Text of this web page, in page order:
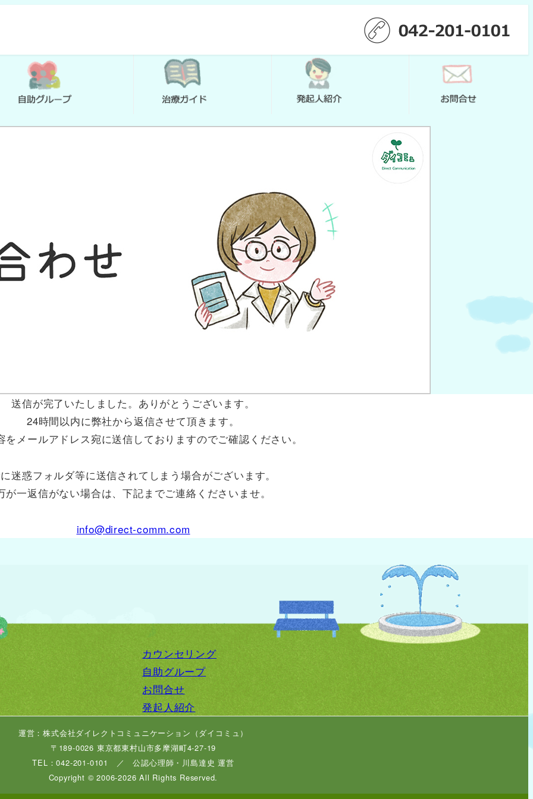
送信が完了いたしました。ありがとうございます。
24時間以内に弊社から返信させて頂きます。
をメールアドレス宛に送信しておりますのでご確認ください。
迷惑フォルダ等に送信されてしまう場合がございます。
が一返信がない場合は、下記までご連絡くださいませ。
info@direct-comm.com
カウンセリング
自助グループ
お問合せ
発起人紹介
運営：株式会社ダイレクトコミュニケーション（ダイコミュ）
〒189-0026 東京都東村山市多摩湖町4-27-19
TEL：042-201-0101 ／ 公認心理師・川島達史 運営
Copyright © 2006-2026 All Rights Reserved.